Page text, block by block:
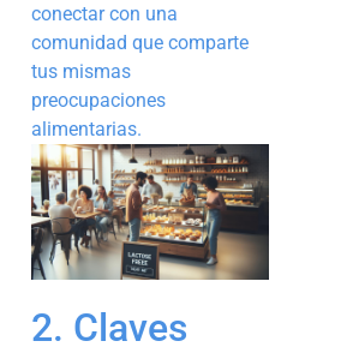
conectar con una
comunidad que comparte
tus mismas
preocupaciones
alimentarias.
2. Claves